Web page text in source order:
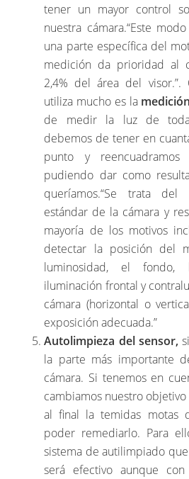
tener un mayor control
nuestra cámara.“Este
una parte específica del
medición da prioridad al
2,4% del área del
utiliza mucho es la
de medir la luz de
debemos de tener en
punto y
pudiendo dar como
queríamos.“Se trata
estándar de la cámara y
mayoría de los motivos
detectar la posición del
luminosidad, el fondo,
iluminación frontal y
cámara (horizontal o
exposición adecuada.”
Autolimpieza del sensor,
la parte más importante
cámara. Si tenemos en
cambiamos nuestro
al final la temidas motas
poder remediarlo. Para
sistema de autilimpiado
será efectivo aunque